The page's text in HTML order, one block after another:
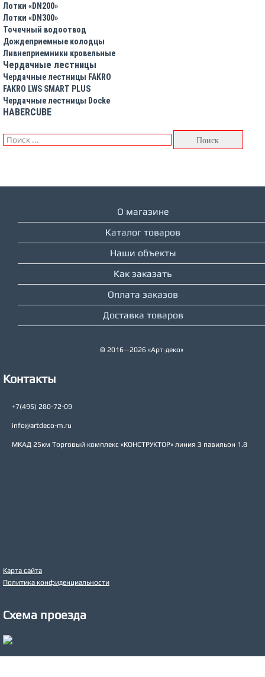
Лотки «DN200»
Лотки «DN300»
Точечный водоотвод
Дождеприемные колодцы
Ливнеприемники кровельные
Чердачные лестницы
Чердачные лестницы FAKRO
FAKRO LWS SMART PLUS
Чердачные лестницы Docke
HABERCUBE
О магазине
Каталог товаров
Наши объекты
Как заказать
Оплата заказов
Доставка товаров
© 2016—2026 «Арт-деко»
Контакты
+7(495) 280-72-09
info@artdeco-m.ru
МКАД 25км Торговый комплекс «КОНСТРУКТОР» линия З павильон 1.8
Карта сайта
Политика конфиденциальности
Схема проезда